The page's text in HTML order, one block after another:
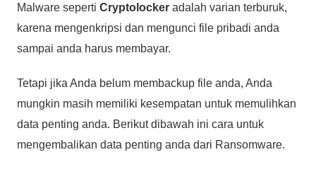
Malware seperti Cryptolocker adalah varian terburuk,
karena mengenkripsi dan mengunci file pribadi anda
sampai anda harus membayar.
Tetapi jika Anda belum membackup file anda, Anda
mungkin masih memiliki kesempatan untuk memulihkan
data penting anda. Berikut dibawah ini cara untuk
mengembalikan data penting anda dari Ransomware.